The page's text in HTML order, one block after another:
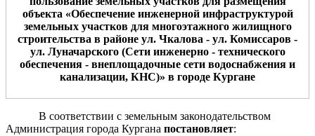
объекта «Обеспечение инженерной инфраструктурой
земельных участков для многоэтажного жилищного
строительства в районе ул. Чкалова - ул. Комиссаров -
ул. Луначарского (Сети инженерно - технического
обеспечения - внеплощадочные сети водоснабжения и
канализации, КНС)» в городе Кургане
В соответствии с земельным законодательством
Администрация города Кургана постановляет: